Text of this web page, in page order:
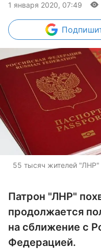
1 января 2020, 07:49
55 тысяч жителей "ЛНР"
Патрон "ЛНР"
продолжается
на сближение с
Федерацией.